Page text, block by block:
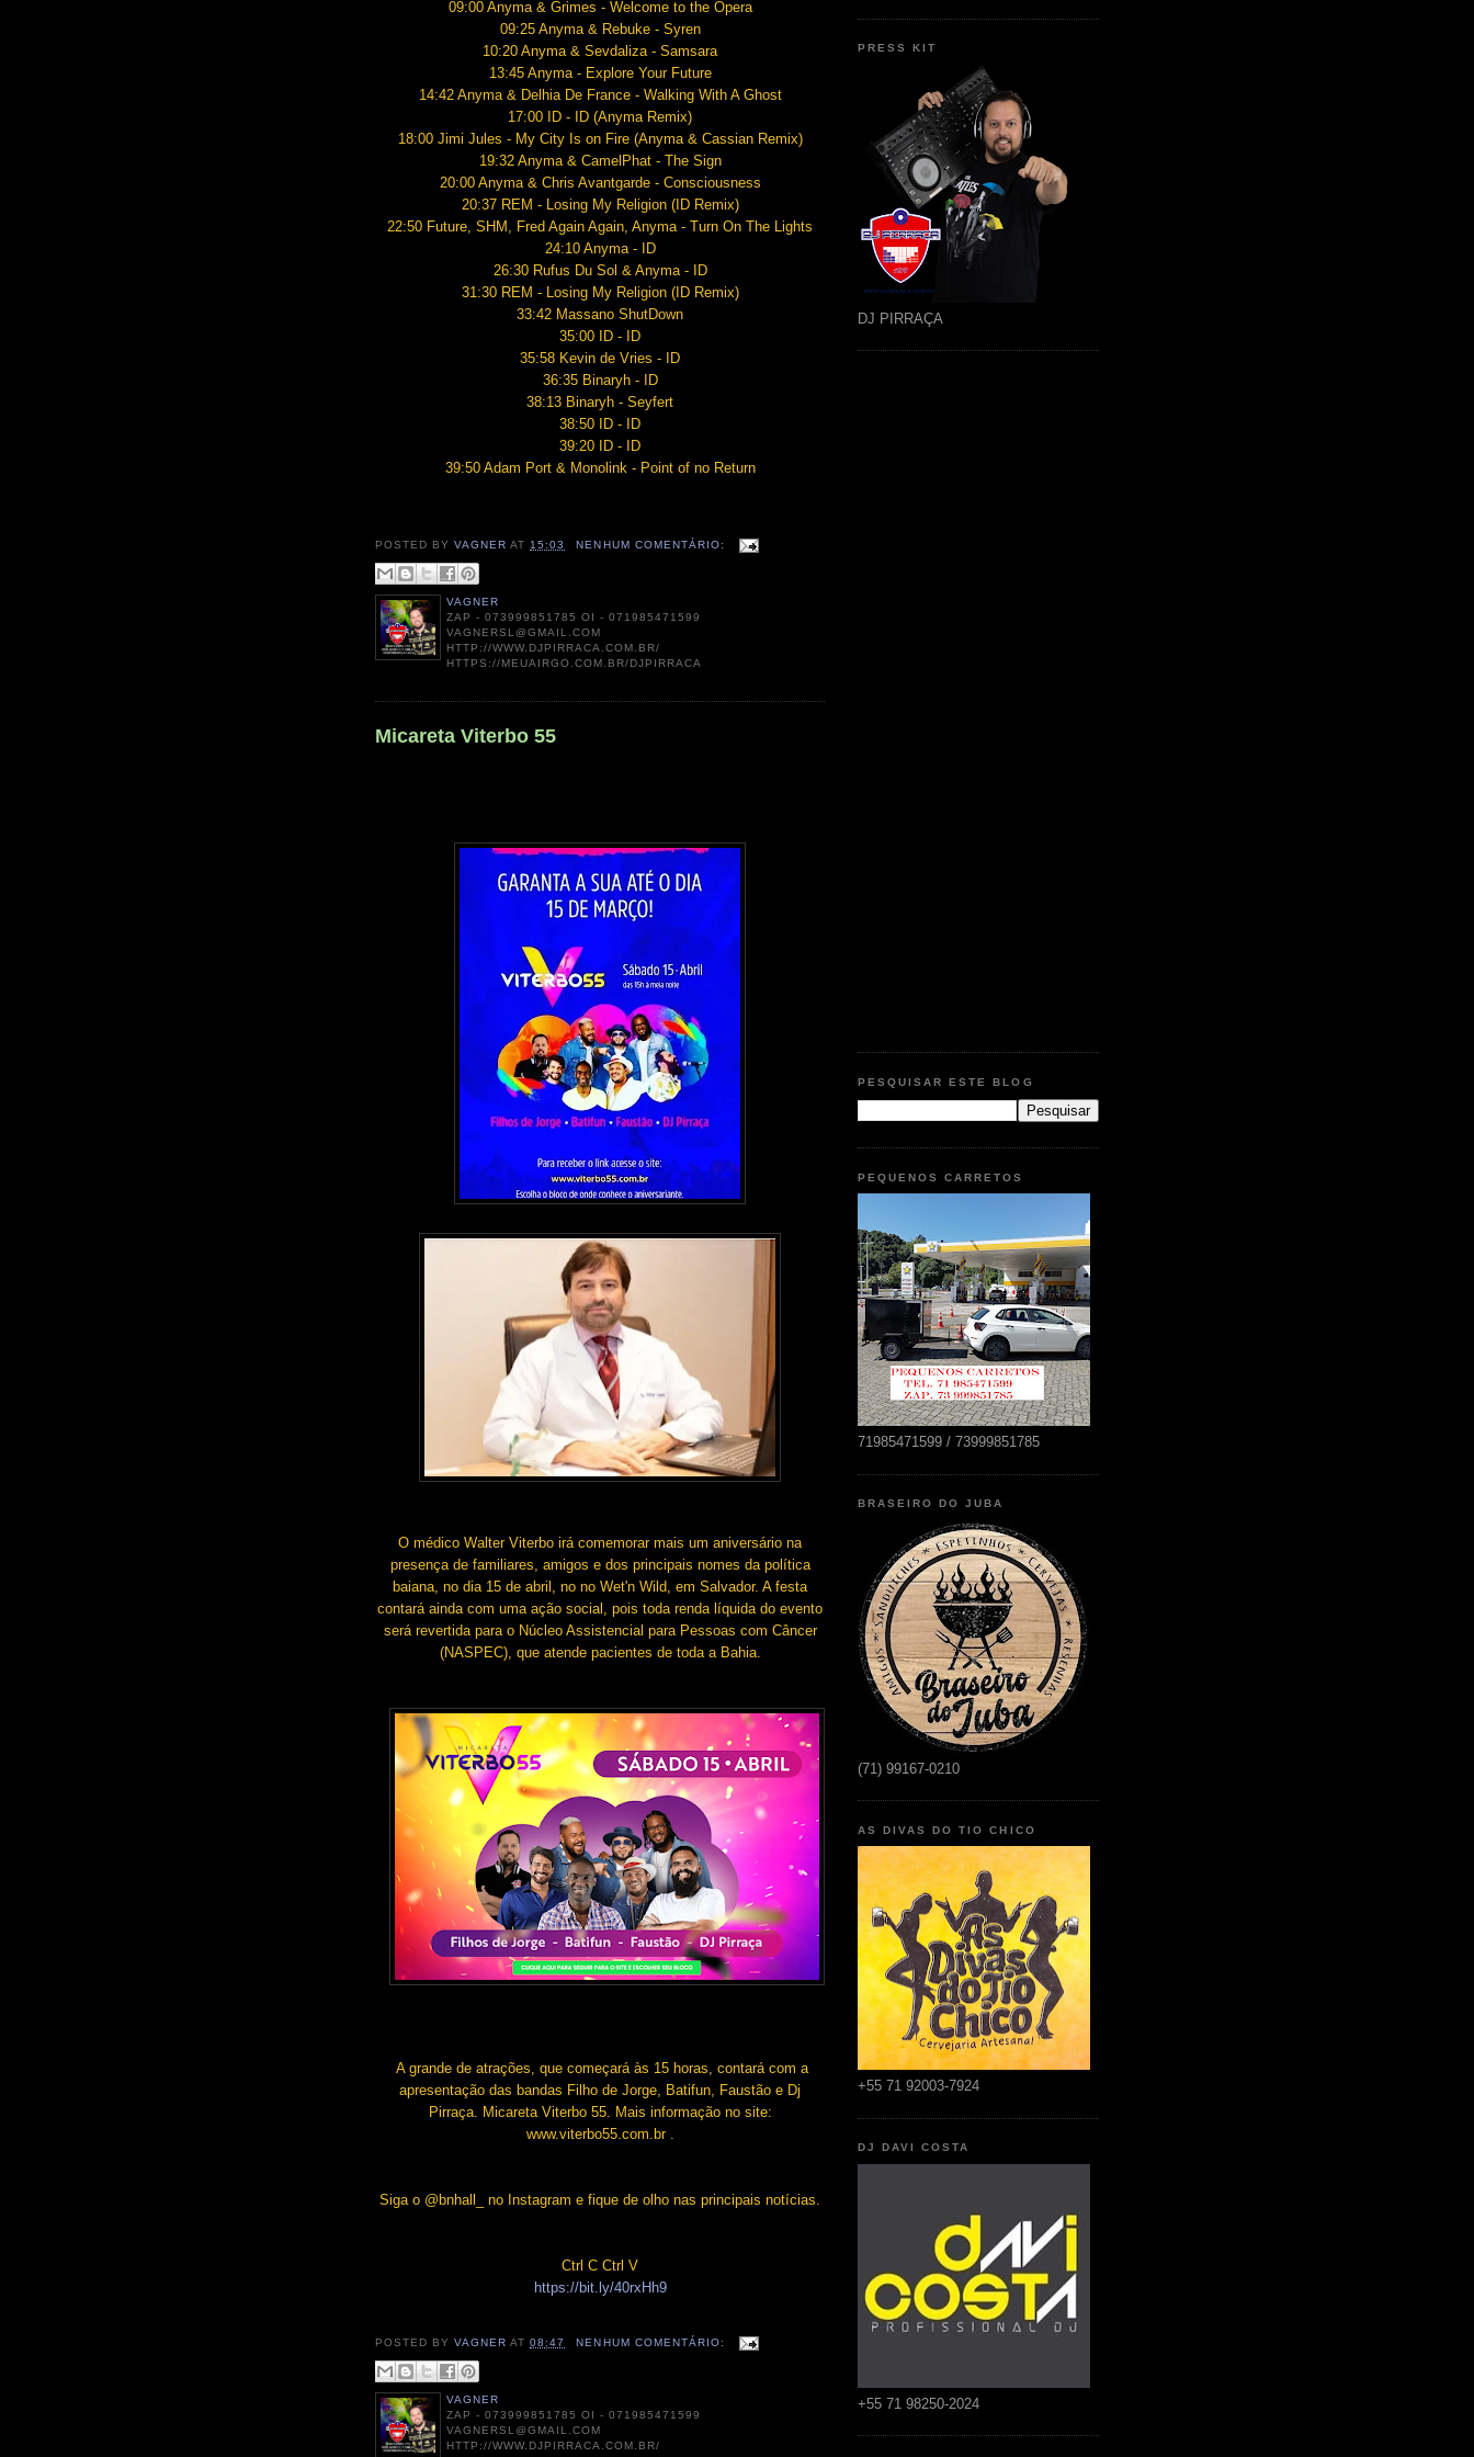
09:00 Anyma & Grimes - Welcome to the Opera
09:25 Anyma & Rebuke - Syren
10:20 Anyma & Sevdaliza - Samsara
13:45 Anyma - Explore Your Future
14:42 Anyma & Delhia De France - Walking With A Ghost
17:00 ID - ID (Anyma Remix)
18:00 Jimi Jules - My City Is on Fire (Anyma & Cassian Remix)
19:32 Anyma & CamelPhat - The Sign
20:00 Anyma & Chris Avantgarde - Consciousness
20:37 REM - Losing My Religion (ID Remix)
22:50 Future, SHM, Fred Again Again, Anyma - Turn On The Lights
24:10 Anyma - ID
26:30 Rufus Du Sol & Anyma - ID
31:30 REM - Losing My Religion (ID Remix)
33:42 Massano ShutDown
35:00 ID - ID
35:58 Kevin de Vries - ID
36:35 Binaryh - ID
38:13 Binaryh - Seyfert
38:50 ID - ID
39:20 ID - ID
39:50 Adam Port & Monolink - Point of no Return
POSTED BYVAGNER AT 15:03 NENHUM COMENTÁRIO:
VAGNER
ZAP - 073999851785 OI - 071985471599
VAGNERSL@GMAIL.COM
HTTP://WWW.DJPIRRACA.COM.BR/
HTTPS://MEUAIRGO.COM.BR/DJPIRRACA
Micareta Viterbo 55
O médico Walter Viterbo irá comemorar mais um aniversário na
presença de familiares, amigos e dos principais nomes da política
baiana, no dia 15 de abril, no no Wet'n Wild, em Salvador. A festa
contará ainda com uma ação social, pois toda renda líquida do evento
será revertida para o Núcleo Assistencial para Pessoas com Câncer
(NASPEC), que atende pacientes de toda a Bahia.
A grande de atrações, que começará às 15 horas, contará com a
apresentação das bandas Filho de Jorge, Batifun, Faustão e Dj
Pirraça. Micareta Viterbo 55. Mais informação no site:
www.viterbo55.com.br .
Siga o @bnhall_ no Instagram e fique de olho nas principais notícias.
Ctrl C Ctrl V
https://bit.ly/40rxHh9
POSTED BYVAGNER AT08:47 NENHUM COMENTÁRIO:
VAGNER
ZAP - 073999851785 OI - 071985471599
VAGNERSL@GMAIL.COM
HTTP://WWW.DJPIRRACA.COM.BR/
PRESS KIT
DJ PIRRAÇA
PESQUISAR ESTE BLOG
PEQUENOS CARRETOS
71985471599 / 73999851785
BRASEIRO DO JUBA
(71) 99167-0210
AS DIVAS DO TIO CHICO
+55 71 92003-7924
DJ DAVI COSTA
+55 71 98250-2024